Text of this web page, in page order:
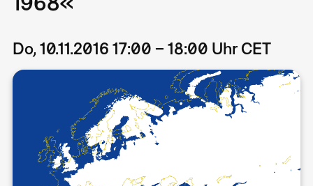
Do, 10.11.2016 17:00 – 18:00 Uhr CET